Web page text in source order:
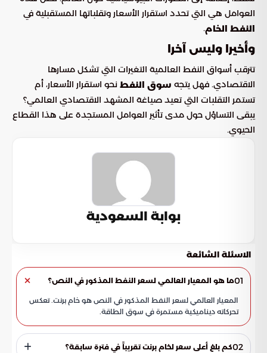
العوامل هي التي تحدد استقرار الأسعار وتقلباتها المستقبلية في
النفط الخام.
وأخيرا وليس آخرا
تترقب أسواق النفط العالمية التغيرات التي تشكل مسارها
الاقتصادي. فهل يتجه سوق النفط نحو استقرار الأسعار، أم
تستمر التقلبات التي تعيد صياغة المشهد الاقتصادي العالمي؟
يبقى التساؤل حول مدى تأثير العوامل المستجدة على هذا القطاع
الحيوي.
بوابة السعودية
الاسئلة الشائعة
01ما هو المعيار العالمي لسعر النفط المذكور في النص؟
المعيار العالمي لسعر النفط المذكور في النص هو خام برنت. تعكس
تحركاته ديناميكية مستمرة في سوق الطاقة.
02كم بلغ أعلى سعر لخام برنت تقريباً في فترة سابقة؟